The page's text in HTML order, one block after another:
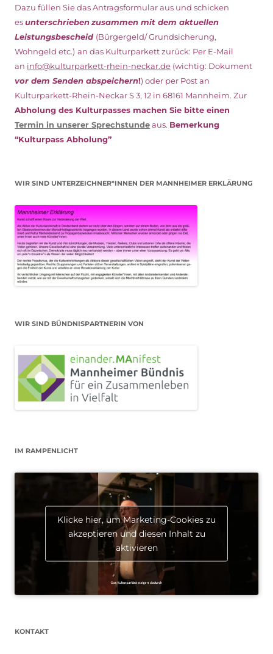
Dazu füllen Sie das Antragsformular aus und schicken
esunterschriebenzusammen mit dem aktuellen
Leistungsbescheid (Bürgergeld/ Grundsicherung,
Wohngeld etc.) an das Kulturparkett zurück: Per E-Mail
an info@kulturparkett-rhein-neckar.de (wichtig: Dokument
vor dem Senden abspeichern!) oder per Post an
Kulturparkett-Rhein-Neckar S 3, 12 in 68161 Mannheim. Zur
Abholung des Kulturpasses machen Sie bitte einen
Termin in unserer Sprechstundeaus. Bemerkung
“Kulturpass Abholung”
WIR SIND UNTERZEICHNER*INNEN DER MANNHEIMER ERKLÄRUNG
WIR SIND BÜNDNISPARTNERIN VON
IM RAMPENLICHT
Klicke hier, um Marketing-Cookies zu
akzeptieren und diesen Inhalt zu
aktivieren
KONTAKT